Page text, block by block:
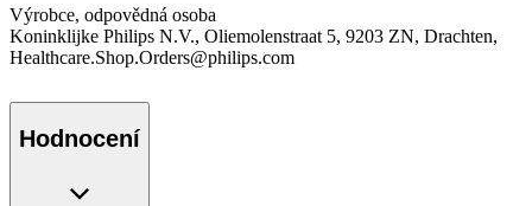
Výrobce, odpovědná osoba
Koninklijke Philips N.V., Oliemolenstraat 5, 9203 ZN, Drachten,
Healthcare.Shop.Orders@philips.com
Hodnocení